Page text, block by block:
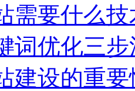
需要什么技
词优化三步
建设的重要